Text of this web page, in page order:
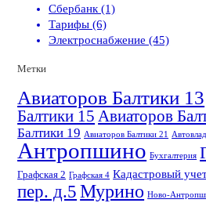
Сбербанк (1)
Тарифы (6)
Электроснабжение (45)
Метки
Авиаторов Балтики 13
Балтики 15 Авиаторов
Балтики 19 Авиаторов Балтики 21
Антропшино Бухгалтерия
Графская 2 Графская 4 Кадастровый
пер. д.5Мурино Ново-